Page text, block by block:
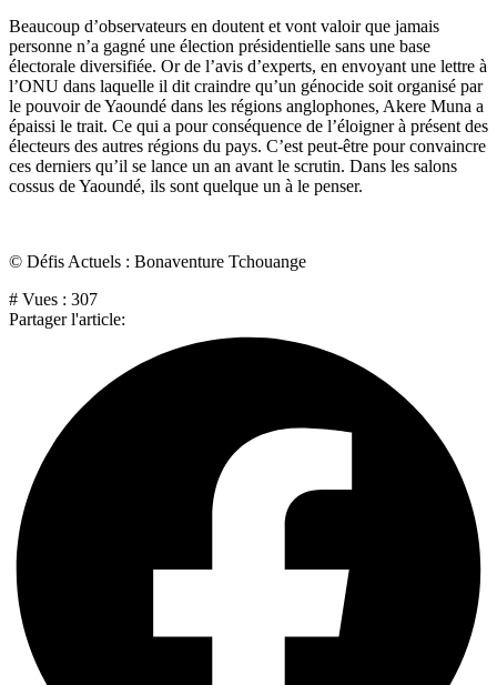
Beaucoup d’observateurs en doutent et vont valoir que jamais
personne n’a gagné une élection présidentielle sans une base
électorale diversifiée. Or de l’avis d’experts, en envoyant une lettre à
l’ONU dans laquelle il dit craindre qu’un génocide soit organisé par
le pouvoir de Yaoundé dans les régions anglophones, Akere Muna a
épaissi le trait. Ce qui a pour conséquence de l’éloigner à présent des
électeurs des autres régions du pays. C’est peut-être pour convaincre
ces derniers qu’il se lance un an avant le scrutin. Dans les salons
cossus de Yaoundé, ils sont quelque un à le penser.
© Défis Actuels : Bonaventure Tchouange
# Vues : 307
Partager l'article: